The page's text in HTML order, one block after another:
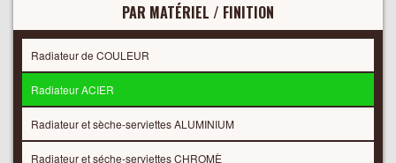
PAR MATÉRIEL / FINITION
Radiateur de COULEUR
Radiateur ACIER
Radiateur et sèche-serviettes ALUMINIUM
Radiateur et séche-serviettes CHROMÈ